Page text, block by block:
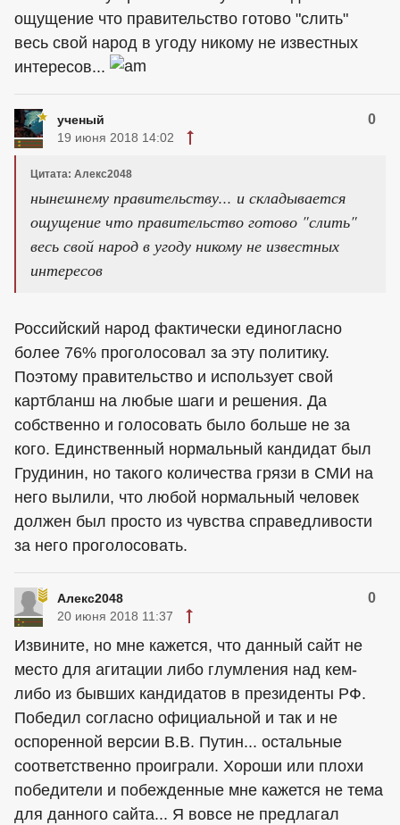
ощущение что правительство готово "слить"
весь свой народ в угоду никому не известных
интересов...
ученый 0
19 июня 2018 14:02
Цитата: Алекс2048
нынешнему правительству... и складывается
ощущение что правительство готово "слить"
весь свой народ в угоду никому не известных
интересов
Российский народ фактически единогласно
более 76% проголосовал за эту политику.
Поэтому правительство и использует свой
картбланш на любые шаги и решения. Да
собственно и голосовать было больше не за
кого. Единственный нормальный кандидат был
Грудинин, но такого количества грязи в СМИ на
него вылили, что любой нормальный человек
должен был просто из чувства справедливости
за него проголосовать.
Алекс2048 0
20 июня 2018 11:37
Извините, но мне кажется, что данный сайт не
место для агитации либо глумления над кем-
либо из бывших кандидатов в президенты РФ.
Победил согласно официальной и так и не
оспоренной версии В.В. Путин... остальные
соответственно проиграли. Хороши или плохи
победители и побежденные мне кажется не тема
для данного сайта... Я вовсе не предлагал